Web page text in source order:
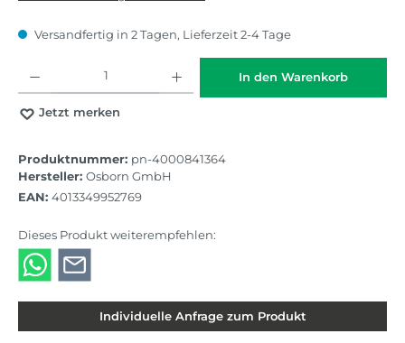
Versandfertig in 2 Tagen, Lieferzeit 2-4 Tage
In den Warenkorb
Jetzt merken
Produktnummer: pn-4000841364
Hersteller: Osborn GmbH
EAN: 4013349952769
Dieses Produkt weiterempfehlen:
Individuelle Anfrage zum Produkt